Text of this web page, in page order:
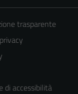
trasparente
di accessibilità